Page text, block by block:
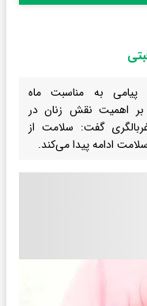
به مناسبت ماه
اهمیت نقش زنان در
گفت: سلامت از
ادامه پیدا می‌کند.